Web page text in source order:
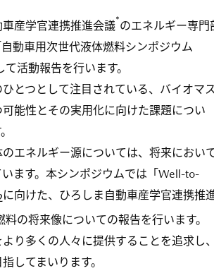
産学官連携推進会議*のエネルギー専門
動車用次世代液体燃料シンポジウム
活動報告を行います。
とつとして注目されている、バイオマ
能性とその実用化に向けた課題につい
エネルギー源については、将来におい
ます。本シンポジウムでは「Well-to-
に向けた、ひろしま自動車産学官連携推
の将来像についての報告を行います。
り多くの人々に提供することを追求し、
してまいります。